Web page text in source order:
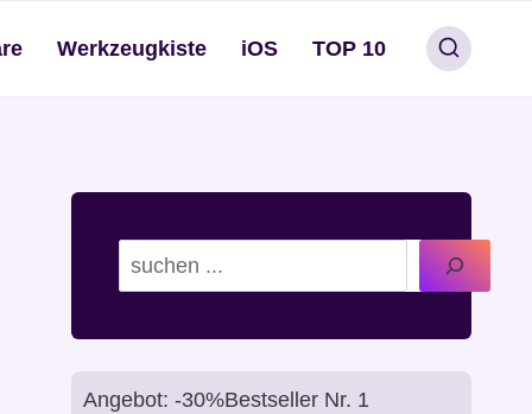
Werkzeugkiste iOS TOP 10
Suchen
Angebot: -30%Bestseller Nr. 1